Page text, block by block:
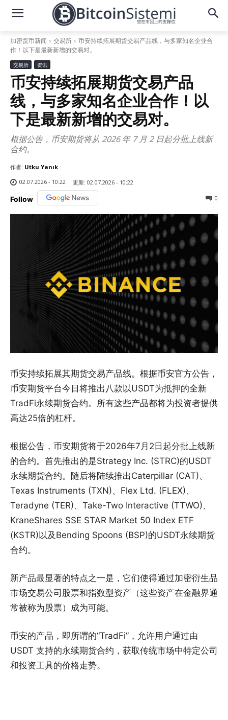
加密货币新闻 交易所
币安持续拓展期货交易产品线，与多家知名企业合
作！以下是最新新增的交易对。
交易所 资讯
币安持续拓展期货交易产品
线，与多家知名企业合作！以
下是最新新增的交易对。
根据公告，币安期货将从 2026 年 7 月 2 日起分批上线新
合约。
作者: Utku Yanık
02.07.2026 - 10:22
更新: 02.07.2026 - 10:22
Follow 0
币安持续拓展其期货交易产品线。根据币安官方公告，
币安期货平台今日将推出八款以USDT为抵押的全新
TradFi永续期货合约。所有这些产品都将为投资者提供
高达25倍的杠杆。
根据公告，币安期货将于2026年7月2日起分批上线新
的合约。首先推出的是Strategy Inc. (STRC)的USDT
永续期货合约。随后将陆续推出Caterpillar (CAT)、
Texas Instruments (TXN)、Flex Ltd. (FLEX)、
Teradyne (TER)、Take-Two Interactive (TTWO)、
KraneShares SSE STAR Market 50 Index ETF
(KSTR)以及Bending Spoons (BSP)的USDT永续期货
合约。
新产品最显著的特点之一是，它们使得通过加密衍生品
市场交易公司股票和指数型资产（这些资产在金融界通
常被称为股票）成为可能。
币安的产品，即所谓的“TradFi”，允许用户通过由
USDT 支持的永续期货合约，获取传统市场中特定公司
和投资工具的价格走势。